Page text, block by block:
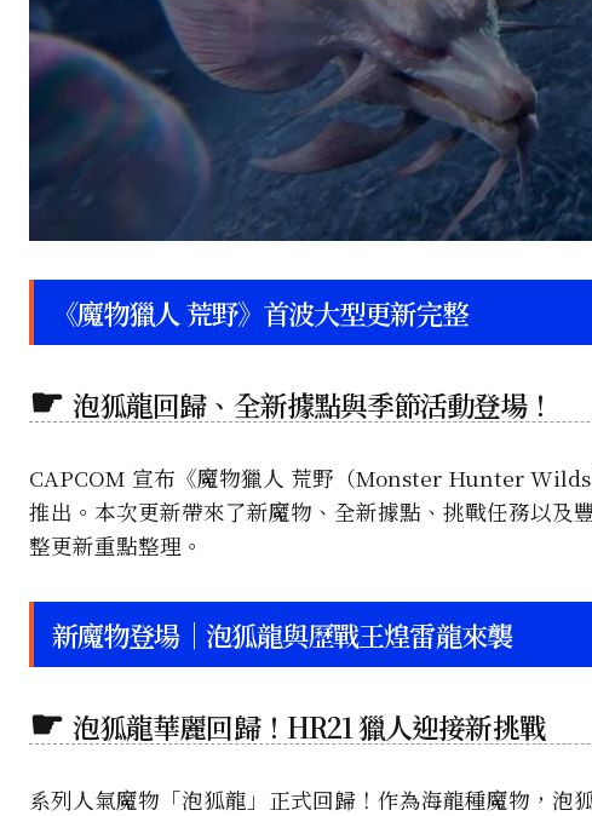
《魔物獵人 荒野》首波大型更新完整
泡狐龍回歸、全新據點與季節活動登場！
CAPCOM 宣布《魔物獵人 荒野（Monster Hunter
推出。本次更新帶來了新魔物、全新據點、挑戰任務以及
整更新重點整理。
新魔物登場｜泡狐龍與歷戰王煌雷龍來襲
泡狐龍華麗回歸！HR21 獵人迎接新挑戰
系列人氣魔物「泡狐龍」正式回歸！作為海龍種魔物，